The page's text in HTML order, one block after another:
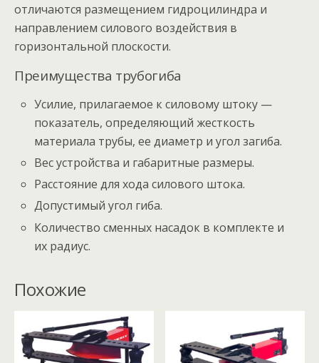
отличаются размещением гидроцилиндра и
направлением силового воздействия в
горизонтальной плоскости.
Преимущества трубогиба
Усилие, прилагаемое к силовому штоку —
показатель, определяющий жесткость
материала трубы, ее диаметр и угол загиба.
Вес устройства и габаритные размеры.
Расстояние для хода силового штока.
Допустимый угол гиба.
Количество сменных насадок в комплекте и
их радиус.
Похожие